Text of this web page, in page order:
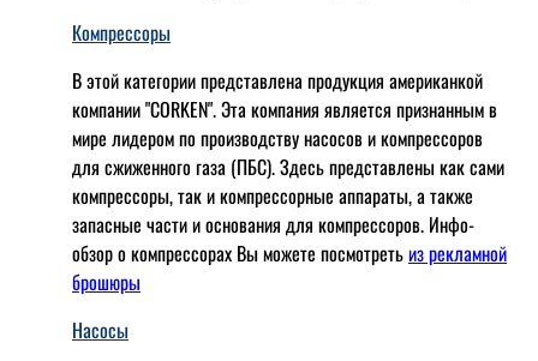
Компрессоры
В этой категории представлена продукция американкой
компании "CORKEN". Эта компания является признанным в
мире лидером по производству насосов и компрессоров
для сжиженного газа (ПБС). Здесь представлены как сами
компрессоры, так и компрессорные аппараты, а также
запасные части и основания для компрессоров. Инфо-
обзор о компрессорах Вы можете посмотретьиз рекламной
брошюры
Насосы